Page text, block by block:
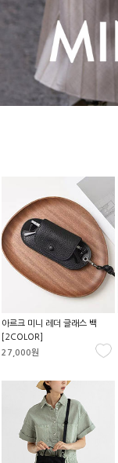
아르크 미니 레더 글래스 백
[2COLOR]
27,000원